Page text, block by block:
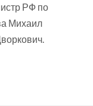
РФ по
Михаил